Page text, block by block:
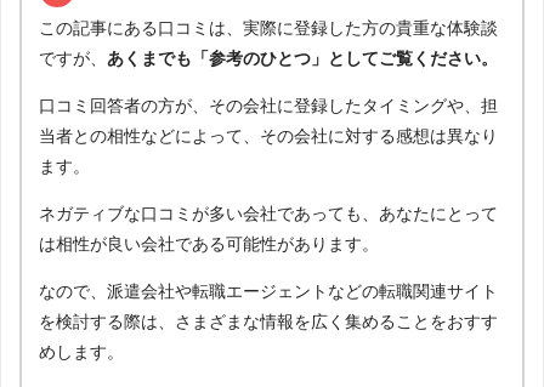
この記事にある口コミは、実際に登録した方の貴重な体験談
ですが、 あくまでも「参考のひとつ」としてご覧ください。
口コミ回答者の方が、その会社に登録したタイミングや、担
当者との相性などによって、その会社に対する感想は異なり
ます。
ネガティブな口コミが多い会社であっても、あなたにとって
は相性が良い会社である可能性があります。
なので、派遣会社や転職エージェントなどの転職関連サイト
を検討する際は、さまざまな情報を広く集めることをおすす
めします。